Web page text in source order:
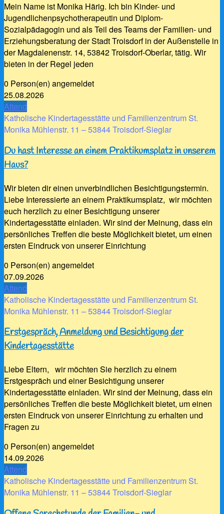
Mein Name ist Monika Härig. Ich bin Kinder- und
Jugendlichenpsychotherapeutin und Diplom-
Sozialpädagogin und als Teil des Teams der Familien- und
Erziehungsberatung der Stadt Troisdorf in der Außenstelle in
der Magdalenenstr. 14, 53842 Troisdorf-Oberlar, tätig. Wir
bieten in der Regel jeden
0 Person(en) angemeldet
25.08.2026
Attend
Katholische Kindertagesstätte und Familienzentrum St.
Monika Mühlenstr. 11 – 53844 Troisdorf-Sieglar
Du hast Interesse an einem Praktikumsplatz in unserem
Haus?
Wir bieten dir einen unverbindlichen Besichtigungstermin.
Liebe Interessierte an einem Praktikumsplatz, wir möchten
euch herzlich zu einer Besichtigung unserer
Kindertagesstätte einladen. Wir sind der Meinung, dass ein
persönliches Treffen die beste Möglichkeit bietet, um einen
ersten Eindruck von unserer Einrichtung
0 Person(en) angemeldet
07.09.2026
Attend
Katholische Kindertagesstätte und Familienzentrum St.
Monika Mühlenstr. 11 – 53844 Troisdorf-Sieglar
Erstgespräch, Anmeldung und Besichtigung der
Kindertagesstätte
Liebe Eltern, wir möchten Sie herzlich zu einem
Erstgespräch und einer Besichtigung unserer
Kindertagesstätte einladen. Wir sind der Meinung, dass ein
persönliches Treffen die beste Möglichkeit bietet, um einen
ersten Eindruck von unserer Einrichtung zu erhalten und
Fragen zu
0 Person(en) angemeldet
14.09.2026
Attend
Katholische Kindertagesstätte und Familienzentrum St.
Monika Mühlenstr. 11 – 53844 Troisdorf-Sieglar